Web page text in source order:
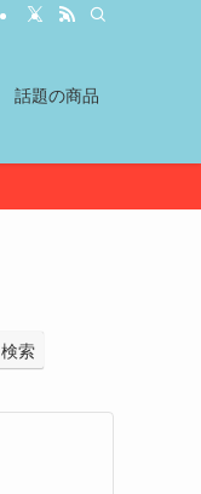
話題の商品
検索